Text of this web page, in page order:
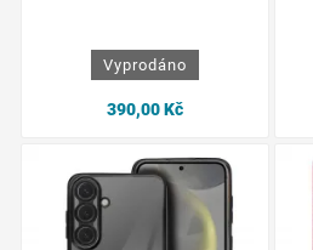
Vyprodáno
390,00 Kč